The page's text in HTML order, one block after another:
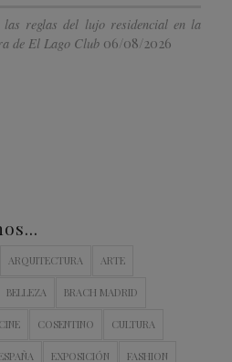
reglas del lujo residencial en la
de El Lago Club 06/08/2026
ARQUITECTURA ARTE
BELLEZA BRACH MADRID
CINE COSENTINO CULTURA
EXPOSICIÓN FASHION